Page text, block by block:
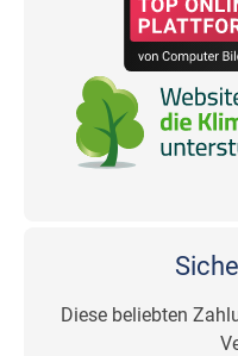
Diese beliebten